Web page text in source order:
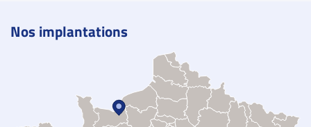
Nos implantations